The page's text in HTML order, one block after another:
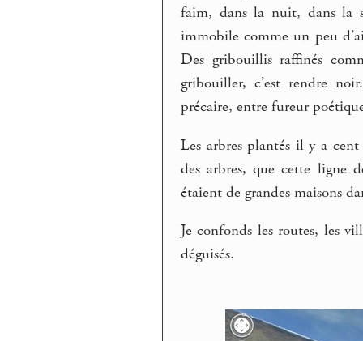
faim, dans la nuit, dans la
immobile comme un peu
Des gribouillis raffinés
gribouiller, c’est rendre
précaire, entre fureur
Les arbres plantés il y a
des arbres, que cette ligne
étaient de grandes maisons
Je confonds les routes, les
déguisés.